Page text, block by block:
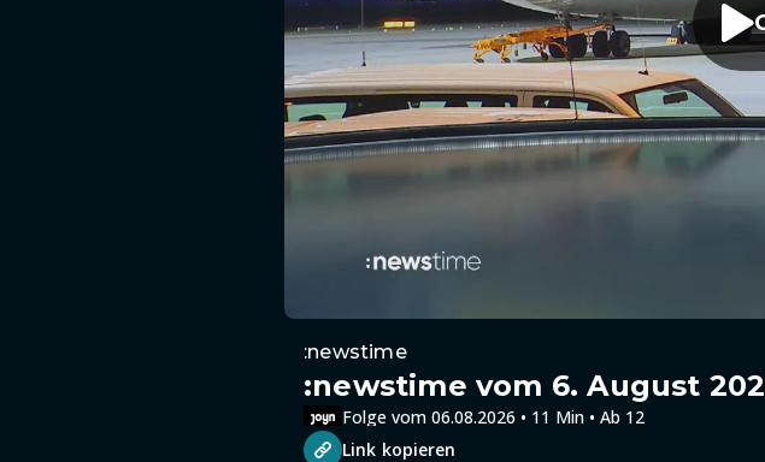
:newstime
:newstime vom 6. August
Folge vom 06.08.2026 • 11 Min • Ab 12
Link kopieren